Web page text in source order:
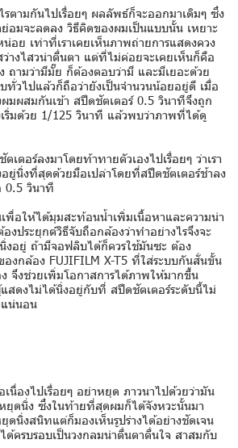
ตามกันไปเรื่อยๆ ผลลัพธ์ก็จะออกมาเดิมๆ ซึ่ง
อมจะลดลง วิธีคิดของผมเป็นแบบนั้น เหยาะ
อย เท่าที่เราเคยเห็นภาพถ่ายการแสดงควง
างไสวน่าตื่นตา แต่ที่ไม่ค่อยจะเคยเห็นก็คือ
ถามว่ามีมั๊ย ก็ต้องตอบว่ามี และมีเยอะด้วย
วไปแล้วก็ถือว่ายังเป็นจำนวนน้อยอยู่ดี เมื่อ
มผสมกันเข้า สปีดชัตเตอร์ 0.5 วินาทีจึงถูก
ริ่มด้วย 1/125 วินาที แล้วพบว่าภาพที่ได้ดู
เตอร์ลงมาโดยท้าทายตัวเองไปเรื่อยๆ ว่าเรา
ยู่นิ่งที่สุดด้วยมือเปล่าโดยที่สปีดชัตเตอร์ช้าลง
0.5 วินาที
พื่อให้ได้มุมสะท้อนน้ำเพิ่มเนื้อหาและความน่า
งประยุกต์วิธีจับถือกล้องว่าทำอย่างไรจึงจะ
งอยู่ ถ้ามีจอฟลิบได้ก็ควรใช้มันซะ ต้อง
งกล้อง FUJIFILM X-T5 ที่ใส่ระบบกันสั่นขั้น
จึงช่วยเพิ่มโอกาสการได้ภาพให้มากขึ้น
สดงไม่ได้นิ่งอยู่กับที่ สปีดชัตเตอร์ระดับนี้ไม่
น่นอน
นื่องไปเรื่อยๆ อย่าหยุด ภาวนาไปด้วยว่ามัน
ยุดนิ่ง ซึ่งในท้ายที่สุดผมก็ได้จังหวะนั้นมา
ดนิ่งสนิทแต่ก็มองเห็นรูปร่างได้อย่างชัดเจน
ครบรอบเป็นวงกลมน่าตื่นตาตื่นใจ สาสมกับ